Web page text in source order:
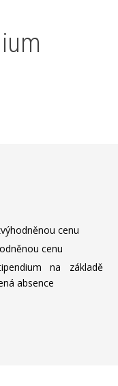
cenu
cenu
na základě
absence